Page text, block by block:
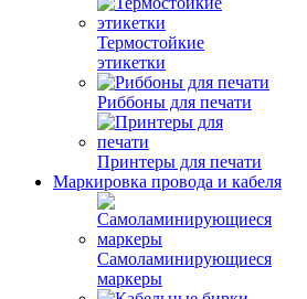
Термостойкие
этикетки
Риббоны для печати
Принтеры для печати
Маркировка провода и кабеля
Самоламинирующиеся
маркеры